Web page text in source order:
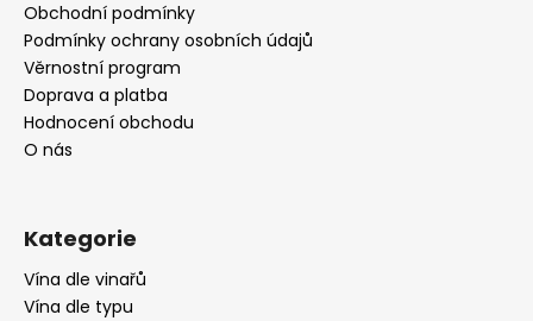
Obchodní podmínky
Podmínky ochrany osobních údajů
Věrnostní program
Doprava a platba
Hodnocení obchodu
O nás
Kategorie
Vína dle vinařů
Vína dle typu